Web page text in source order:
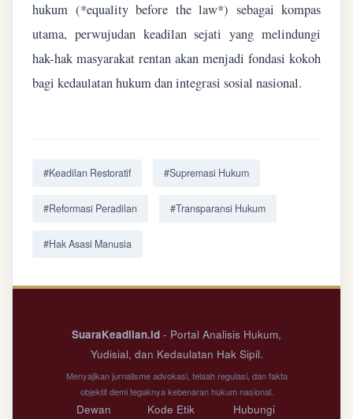
hukum (*equality before the law*) sebagai kompas
utama, perwujudan keadilan sejati yang melindungi
hak-hak masyarakat rentan akan menjadi fondasi kokoh
bagi kedaulatan hukum dan integrasi sosial nasional.
#Keadilan Restoratif #Supremasi Hukum
#Reformasi Peradilan #Transparansi Hukum
#Hak Asasi Manusia
SuaraKeadilan.id - Portal Analisis Hukum,
Yudisial, dan Kedaulatan Hak Sipil.
Menyajikan jurnalisme advokasi, telaah regulasi, dan fakta
objektif demi tegaknya kebenaran hukum nasional.
Dewan Kode Etik Hubungi